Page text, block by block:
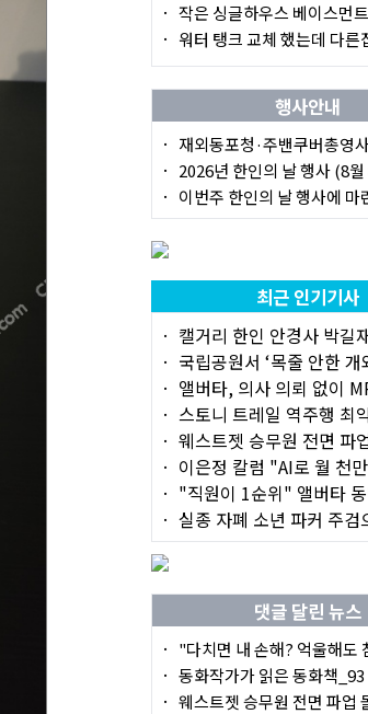
작은 싱글하우스 베이스먼
워터 탱크 교체 했는데 다른
행사안내
재외동포청·주밴쿠버총영
2026년 한인의 날 행사 (8월
이번주 한인의 날 행사에 마
최근 인기기사
캘거리 한인 안경사 박길
국립공원서 ‘목줄 안한 개
앨버타, 의사 의뢰 없이
스토니 트레일 역주행 최
웨스트젯 승무원 전면 파
이은정 칼럼 "AI로 월 천
"직원이 1순위" 앨버타
실종 자폐 소년 파커 주검
댓글 달린 뉴스
"다치면 내 손해? 억울해도
동화작가가 읽은 동화책_93
웨스트젯 승무원 전면 파업